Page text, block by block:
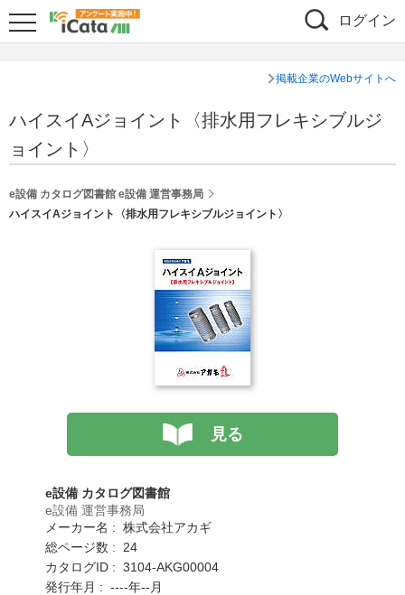
ログイン
掲載企業のWebサイトへ
ハイスイAジョイント〈排水用フレキシブルジ
ョイント〉
e設備 カタログ図書館 e設備 運営事務局
ハイスイAジョイント〈排水用フレキシブルジョイント〉
見る
e設備 カタログ図書館
e設備 運営事務局
メーカー名 : 株式会社アカギ
総ページ数 : 24
カタログID : 3104-AKG00004
発行年月 : ----年--月